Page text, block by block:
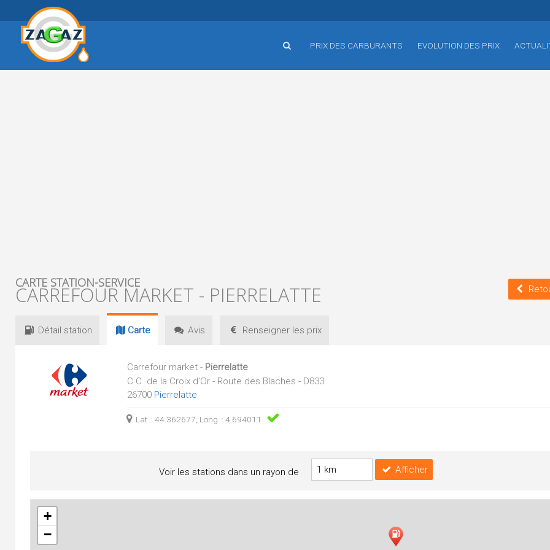
PRIX DES CARBURANTS EVOLUTION DES PRIX
CARTE STATION-SERVICE
CARREFOUR MARKET - PIERRELATTE
Détail station Carte Avis Renseigner les prix
Carrefour market - Pierrelatte
C.C. de la Croix d'Or - Route des Blaches - D833
26700 Pierrelatte
Lat. : 44.362677, Long. : 4.694011
Voir les stations dans un rayon de Afficher
+
−